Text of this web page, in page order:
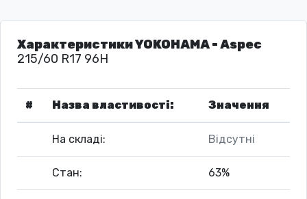
Характеристики YOKOHAMA - Aspec
215/60 R17 96H
# Назва властивості: Значення
На складі: Відсутні
Стан: 63%